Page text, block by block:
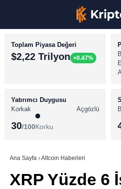
BİTCOİN HABERLERİ
ALTCOİN HABERLERİ
SÖZLÜK
Toplam Piyasa Değeri
$2,22 Trilyon +0.47%
Yatırımcı Duygusu
Korkak
Açgözlü
30/100Korku
Ana Sayfa ›Altcoin Haberleri
XRP Yüzde 6